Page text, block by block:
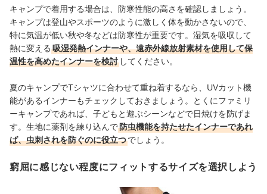
キャンプで着用する場合は、防寒性能の高さを確認しましょう。
キャンプは登山やスポーツのように激しく体を動かさないので、
特に気温が低い秋や冬などは防寒性が重要です。湿気を吸収して
熱に変える 吸湿発熱インナーや、遠赤外線放射素材を使用して保
温性を高めたインナーを検討 してください。
夏のキャンプでTシャツに合わせて重ね着するなら、UVカット機
能があるインナーもチェックしておきましょう。とくにファミリ
ーキャンプであれば、子どもと遊ぶシーンなどで日焼けを防げま
す。生地に薬剤を練り込んで防虫機能を持たせたインナーであれ
ば、虫刺されを防ぐのに役立つでしょう。
窮屈に感じない程度にフィットするサイズを選択しよう